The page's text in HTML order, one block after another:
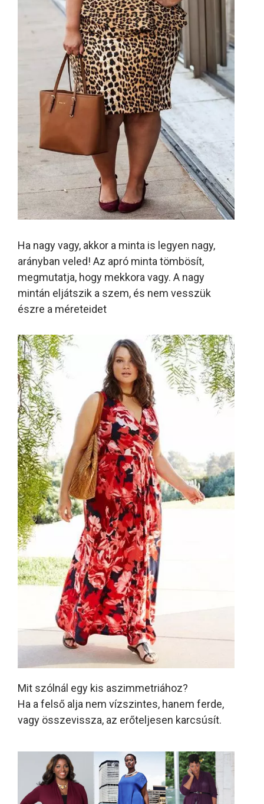
Ha nagy vagy, akkor a minta is legyen nagy,
arányban veled! Az apró minta tömbösít,
megmutatja, hogy mekkora vagy. A nagy
mintán eljátszik a szem, és nem vesszük
észre a méreteidet
Mit szólnál egy kis aszimmetriához?
Ha a felső alja nem vízszintes, hanem ferde,
vagy összevissza, az erőteljesen karcsúsít.